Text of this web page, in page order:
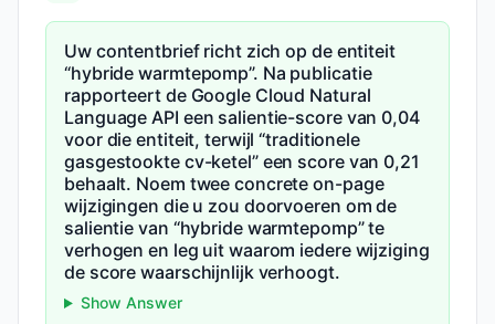
Uw contentbrief richt zich op de entiteit
“hybride warmtepomp”. Na publicatie
rapporteert de Google Cloud Natural
Language API een salientie-score van 0,04
voor die entiteit, terwijl “traditionele
gasgestookte cv-ketel” een score van 0,21
behaalt. Noem twee concrete on-page
wijzigingen die u zou doorvoeren om de
salientie van “hybride warmtepomp” te
verhogen en leg uit waarom iedere wijziging
de score waarschijnlijk verhoogt.
Show Answer